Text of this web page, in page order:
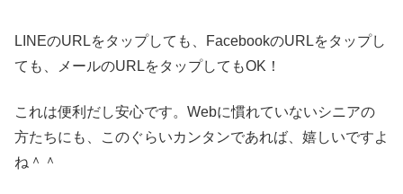
LINEのURLをタップしても、FacebookのURLをタップし
ても、メールのURLをタップしてもOK！
これは便利だし安心です。Webに慣れていないシニアの
方たちにも、このぐらいカンタンであれば、嬉しいですよ
ね＾＾